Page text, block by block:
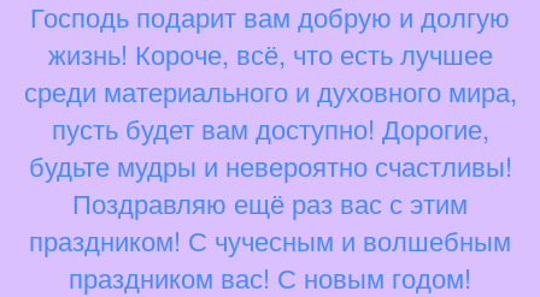
Господь подарит вам добрую и долгую
жизнь! Короче, всё, что есть лучшее
среди материального и духовного мира,
пусть будет вам доступно! Дорогие,
будьте мудры и невероятно счастливы!
Поздравляю ещё раз вас с этим
праздником! С чучесным и волшебным
праздником вас! С новым годом!